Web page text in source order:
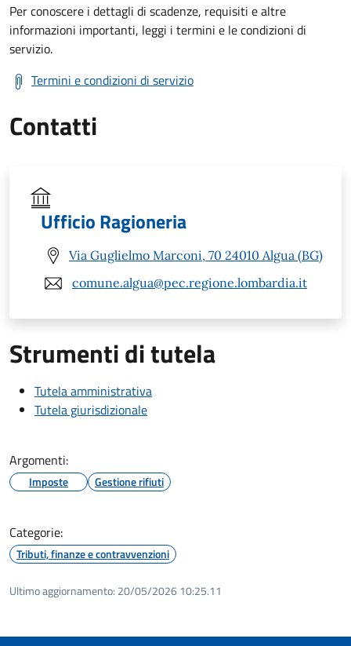
Per conoscere i dettagli di scadenze, requisiti e altre
informazioni importanti, leggi i termini e le condizioni di
servizio.
Termini e condizioni di servizio
Contatti
Ufficio Ragioneria
Via Guglielmo Marconi, 70 24010 Algua (BG)
comune.algua@pec.regione.lombardia.it
Strumenti di tutela
Tutela amministrativa
Tutela giurisdizionale
Argomenti:
Imposte Gestione rifiuti
Categorie:
Tributi, finanze e contravvenzioni
Ultimo aggiornamento: 20/05/2026 10:25.11